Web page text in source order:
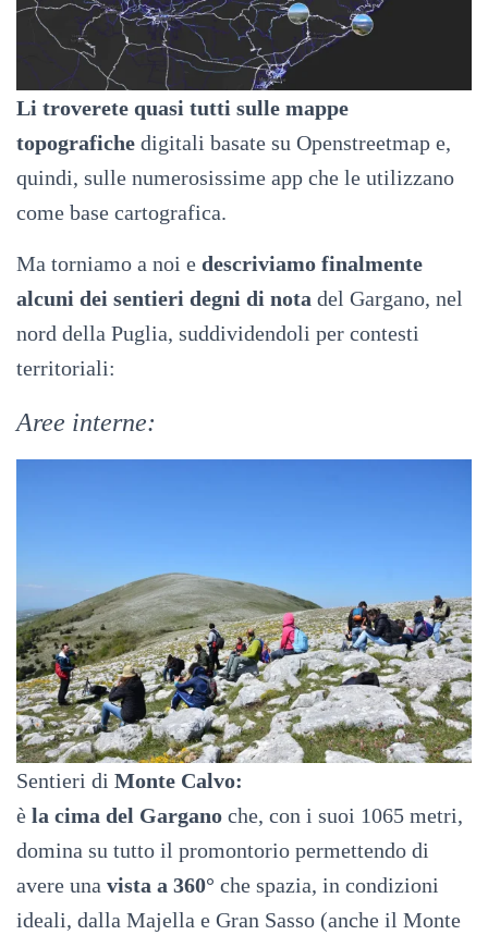
Li troverete quasi tutti sulle mappe
topografiche digitali basate su Openstreetmap e,
quindi, sulle numerosissime app che le utilizzano
come base cartografica.
Ma torniamo a noi e descriviamo finalmente
alcuni dei sentieri degni di nota del Gargano, nel
nord della Puglia, suddividendoli per contesti
territoriali:
Aree interne:
Sentieri di Monte Calvo:
è la cima del Gargano che, con i suoi 1065 metri,
domina su tutto il promontorio permettendo di
avere una vista a 360° che spazia, in condizioni
ideali, dalla Majella e Gran Sasso (anche il Monte